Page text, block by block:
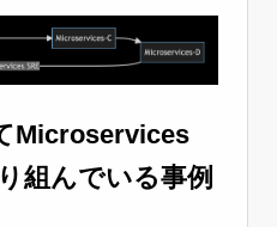
Microservices
組んでいる事例